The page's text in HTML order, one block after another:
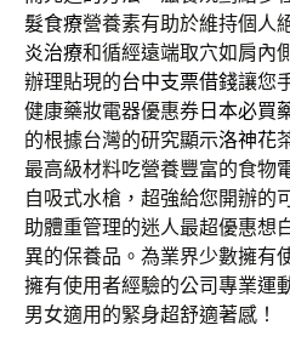
髮食療營養素有助於維持個人
炎治療和循經遠端取穴如肩內
辦理貼現的台中支票借錢讓您
健康藥妝電器優惠券 日本必買
的根據台灣的研究顯示洛神花
最高級材料吃營養豐富的食物
自吸式水槍，超強給您開辦的
助體重管理的迷人最超優惠想
異的保養品。為業界少數擁有
擁有使用者經驗的公司專業運
男女適用的緊身超舒適著感！